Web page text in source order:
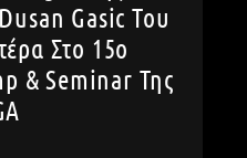
Gasic Του
Στο 15ο
& Seminar Της